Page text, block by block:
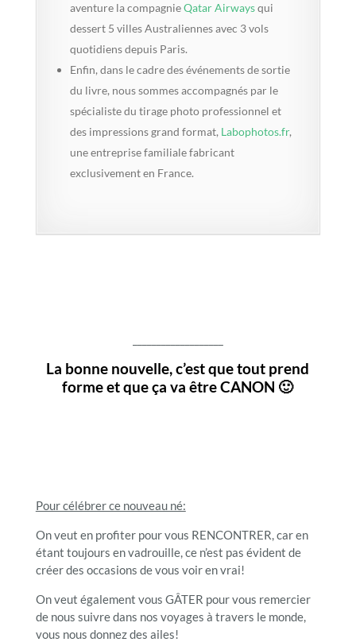
aventure la compagnieQatar Airwaysqui
dessert 5 villes Australiennes avec 3 vols
quotidiens depuis Paris.
Enfin, dans le cadre des événements de sortie
du livre, nous sommes accompagnés par le
spécialiste du tirage photo professionnel et
des impressions grand format, Labophotos.fr,
une entreprise familiale fabricant
exclusivement en France.
La bonne nouvelle, c’est que tout prend
forme et que ça va être CANON 🙂
Pour célébrer ce nouveau né:
On veut en profiter pour vous RENCONTRER, car en
étant toujours en vadrouille, ce n’est pas évident de
créer des occasions de vous voir en vrai!
On veut également vous GÂTER pour vous remercier
de nous suivre dans nos voyages à travers le monde,
vous nous donnez des ailes!